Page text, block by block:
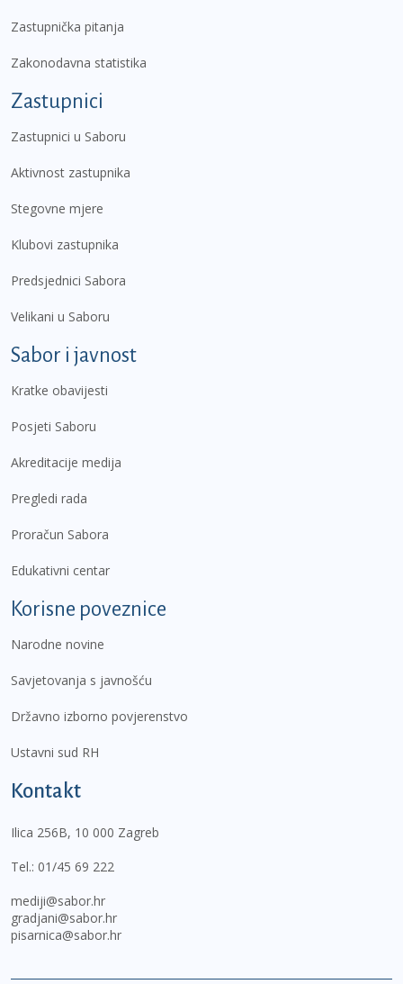
Zastupnička pitanja
Zakonodavna statistika
Zastupnici
Zastupnici u Saboru
Aktivnost zastupnika
Stegovne mjere
Klubovi zastupnika
Predsjednici Sabora
Velikani u Saboru
Sabor i javnost
Kratke obavijesti
Posjeti Saboru
Akreditacije medija
Pregledi rada
Proračun Sabora
Edukativni centar
Korisne poveznice
Narodne novine
Savjetovanja s javnošću
Državno izborno povjerenstvo
Ustavni sud RH
Kontakt
Ilica 256B, 10 000 Zagreb
Tel.: 01/45 69 222
mediji@sabor.hr
gradjani@sabor.hr
pisarnica@sabor.hr